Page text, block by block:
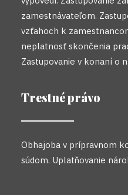
zamestnávateľom.
vzťahoch k
neplatnosť skončenia
Zastupovanie v konaní o
Trestné právo
Obhajoba v prípravnom
súdom. Uplatňovanie